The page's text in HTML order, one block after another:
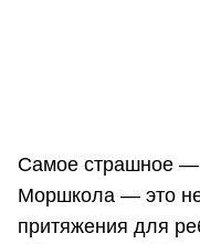
Самое страшное —
Моршкола — это
притяжения для